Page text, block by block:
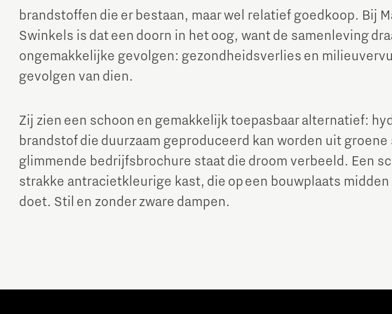
Brainport
High Tech
Micro and nano electronics Food
Next Tech
brandstoffen die er bestaan, maar wel relatief goedkoop. Bij
Swinkels is dat een doorn in het oog, want de samenleving
ongemakkelijke gevolgen: gezondheidsverlies en
gevolgen van dien.
Zij zien een schoon en gemakkelijk toepasbaar alternatief:
brandstof die duurzaam geproduceerd kan worden uit
glimmende bedrijfsbrochure staat die droom verbeeld. Een
strakke antracietkleurige kast, die op een bouwplaats
doet. Stil en zonder zware dampen.